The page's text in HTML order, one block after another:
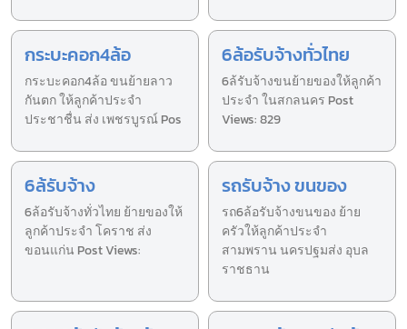
กระบะคอก4ล้อ
กระบะคอก4ล้อ ขนย้ายลาว
กันตก ให้ลูกค้าประจำ
ประชาชื่น ส่ง เพชรบูรณ์ Pos
6ล้อรับจ้างทั่วไทย
6ล้รับจ้างขนย้ายของให้ลูกค้า
ประจำ ในสกลนคร Post
Views: 829
6ล้รับจ้าง
6ล้อรับจ้างทั่วไทย ย้ายของให้
ลูกค้าประจำ โคราช ส่ง
ขอนแก่น Post Views:
รถรับจ้าง ขนของ
รถ6ล้อรับจ้างขนของ ย้าย
ครัวให้ลูกค้าประจำ
สามพราน นครปฐมส่ง อุบล
ราชธาน